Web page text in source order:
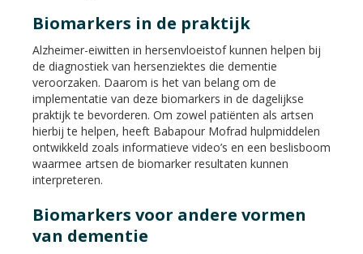
Biomarkers in de praktijk
Alzheimer-eiwitten in hersenvloeistof kunnen helpen bij
de diagnostiek van hersenziektes die dementie
veroorzaken. Daarom is het van belang om de
implementatie van deze biomarkers in de dagelijkse
praktijk te bevorderen. Om zowel patiënten als artsen
hierbij te helpen, heeft Babapour Mofrad hulpmiddelen
ontwikkeld zoals informatieve video’s en een beslisboom
waarmee artsen de biomarker resultaten kunnen
interpreteren.
Biomarkers voor andere vormen
van dementie